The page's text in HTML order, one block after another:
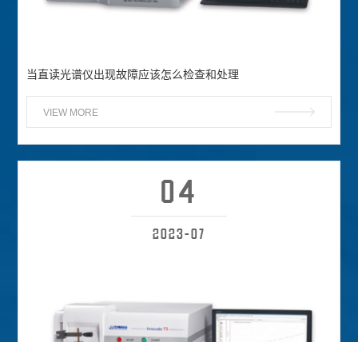
ProductsIndustry
当直读光谱仪出现故障应该怎么检查和处理
VIEW MORE
04
2023-07